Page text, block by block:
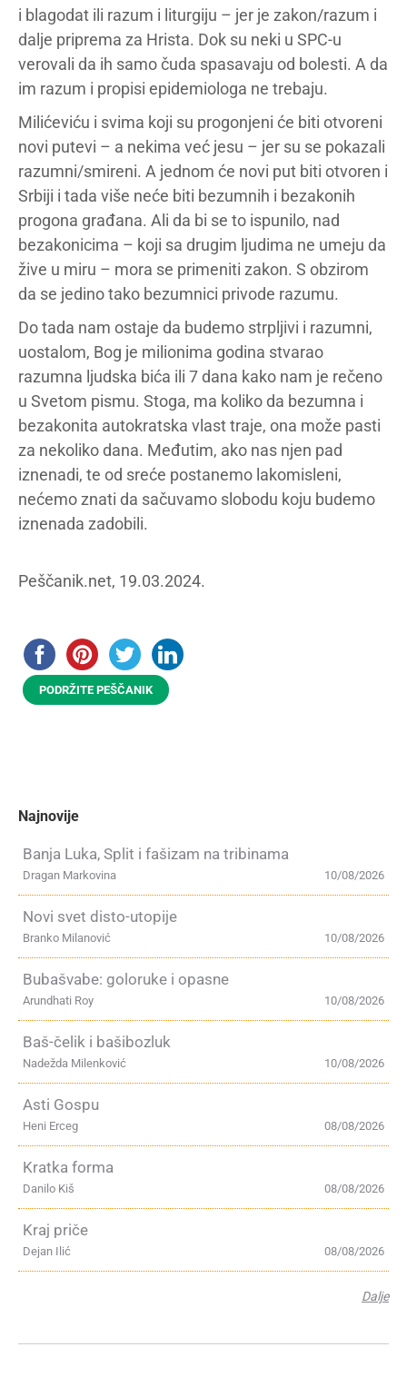
i blagodat ili razum i liturgiju – jer je zakon/razum i
dalje priprema za Hrista. Dok su neki u SPC-u
verovali da ih samo čuda spasavaju od bolesti. A da
im razum i propisi epidemiologa ne trebaju.
Milićeviću i svima koji su progonjeni će biti otvoreni
novi putevi – a nekima već jesu – jer su se pokazali
razumni/smireni. A jednom će novi put biti otvoren i
Srbiji i tada više neće biti bezumnih i bezakonih
progona građana. Ali da bi se to ispunilo, nad
bezakonicima – koji sa drugim ljudima ne umeju da
žive u miru – mora se primeniti zakon. S obzirom
da se jedino tako bezumnici privode razumu.
Do tada nam ostaje da budemo strpljivi i razumni,
uostalom, Bog je milionima godina stvarao
razumna ljudska bića ili 7 dana kako nam je rečeno
u Svetom pismu. Stoga, ma koliko da bezumna i
bezakonita autokratska vlast traje, ona može pasti
za nekoliko dana. Međutim, ako nas njen pad
iznenadi, te od sreće postanemo lakomisleni,
nećemo znati da sačuvamo slobodu koju budemo
iznenada zadobili.
Peščanik.net, 19.03.2024.
PODRŽITE PEŠČANIK
Najnovije
Banja Luka, Split i fašizam na tribinama
10/08/2026
Dragan Markovina
Novi svet disto-utopije
10/08/2026
Branko Milanović
Bubašvabe: goloruke i opasne
10/08/2026
Arundhati Roy
Baš-čelik i bašibozluk
10/08/2026
Nadežda Milenković
Asti Gospu
08/08/2026
Heni Erceg
Kratka forma
08/08/2026
Danilo Kiš
Kraj priče
08/08/2026
Dejan Ilić
Dalje